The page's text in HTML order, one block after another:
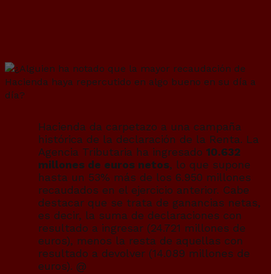
Hacienda da carpetazo a una campaña
histórica de la declaración de la Renta. La
Agencia Tributaria ha ingresado 10.632
millones de euros netos, lo que supone
hasta un 53% más de los 6.950 millones
recaudados en el ejercicio anterior. Cabe
destacar que se trata de ganancias netas,
es decir, la suma de declaraciones con
resultado a ingresar (24.721 millones de
euros), menos la resta de aquellas con
resultado a devolver (14.089 millones de
euros). @